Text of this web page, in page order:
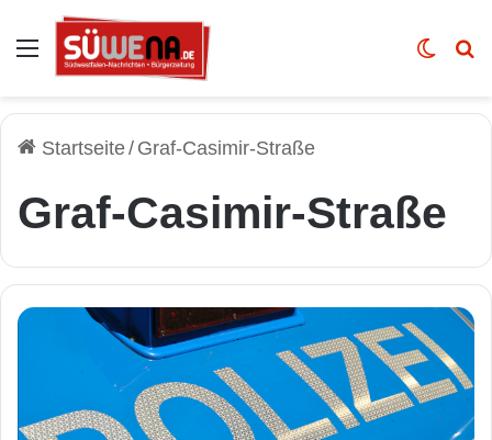
Auswahl Skin
Startseite/ Graf-Casimir-Straße
Graf-Casimir-Straße